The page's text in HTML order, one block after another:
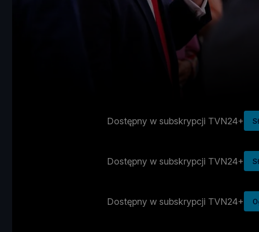
Dostępny w subskrypcji TVN24+
Dostępny w subskrypcji TVN24+
Dostępny w subskrypcji TVN24+